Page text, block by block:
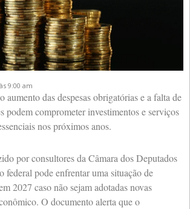
9:00 am
aumento das despesas obrigatórias e a falta de
podem comprometer investimentos e serviços
nos próximos anos.
por consultores da Câmara dos Deputados
federal pode enfrentar uma situação de
2027 caso não sejam adotadas novas
O documento alerta que o